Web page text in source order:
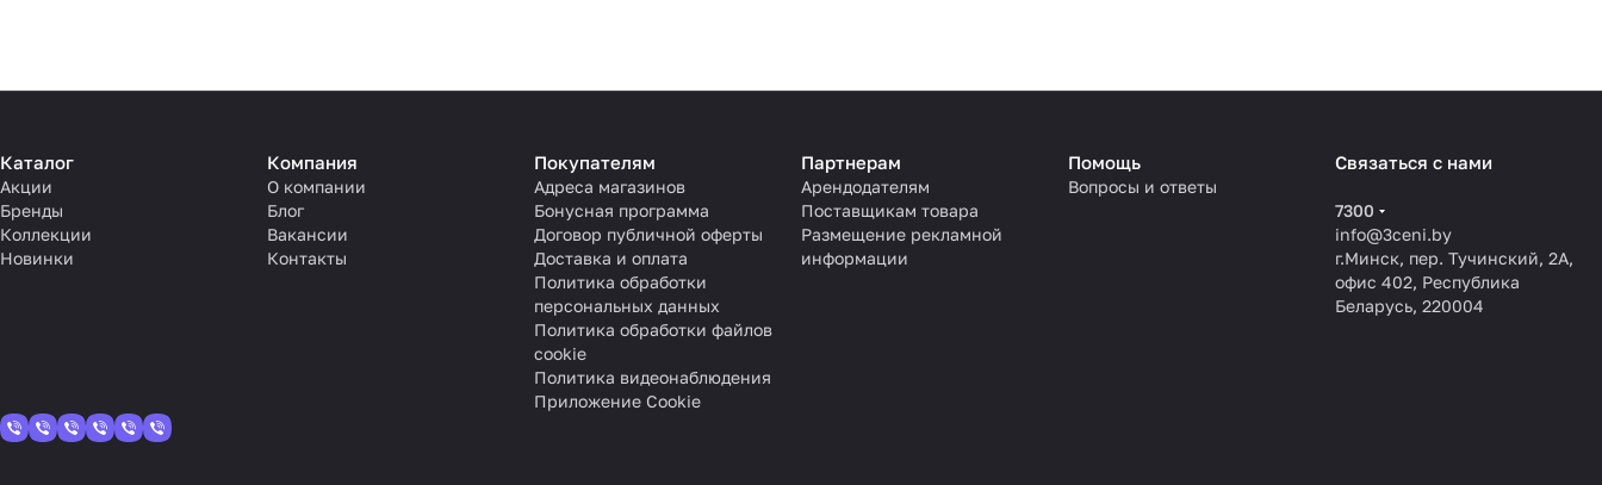
Каталог
Акции
Бренды
Коллекции
Новинки
Компания
О компании
Блог
Вакансии
Контакты
Покупателям
Адреса магазинов
Бонусная программа
Договор публичной оферты
Доставка и оплата
Политика обработки
персональных данных
Политика обработки файлов
cookie
Политика видеонаблюдения
Приложение Cookie
Партнерам
Арендодателям
Поставщикам товара
Размещение рекламной
информации
Помощь
Вопросы и ответы
Связаться с нами
7300
info@3ceni.by
г.Минск, пер. Тучинский, 2А,
офис 402, Республика
Беларусь, 220004